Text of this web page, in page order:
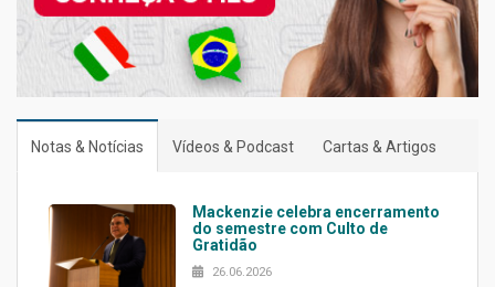
Notas & Notícias Vídeos & Podcast Cartas & Artigos
Mackenzie celebra encerramento
do semestre com Culto de
Gratidão
26.06.2026